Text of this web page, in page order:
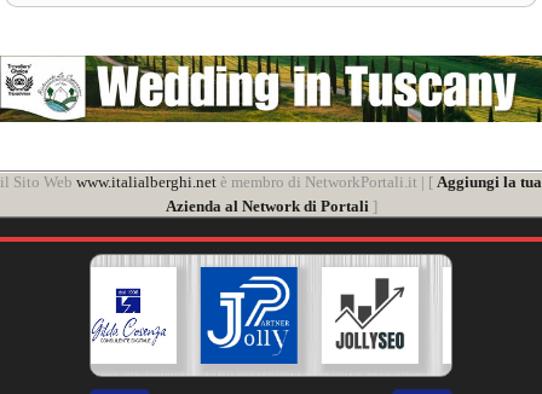
il Sito Web www.italialberghi.net è membro di NetworkPortali.it | [ Aggiungi la tua
Azienda al Network di Portali]